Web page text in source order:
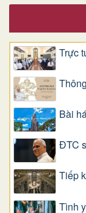
Trực
Bài
ĐTC
Tiếp
Tình